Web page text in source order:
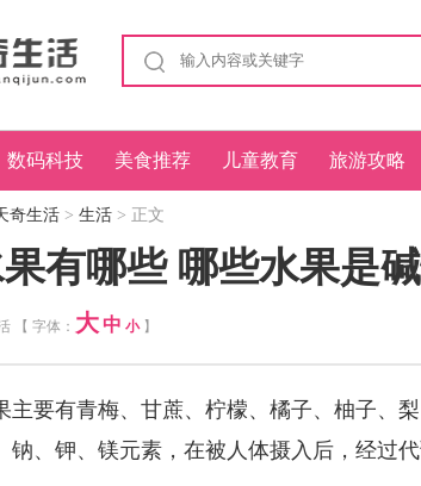
数码科技 美食推荐 儿童教育 旅游攻略
奇生活 > 生活 > 正文
有哪些 哪些水果是
【 字体： 大 中 小】
有青梅、甘蔗、柠檬、橘子、柚子、梨
钠、钾、镁元素，在被人体摄入后，经过